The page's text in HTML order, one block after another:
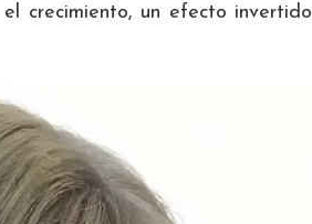
crecimiento, un efecto invertido